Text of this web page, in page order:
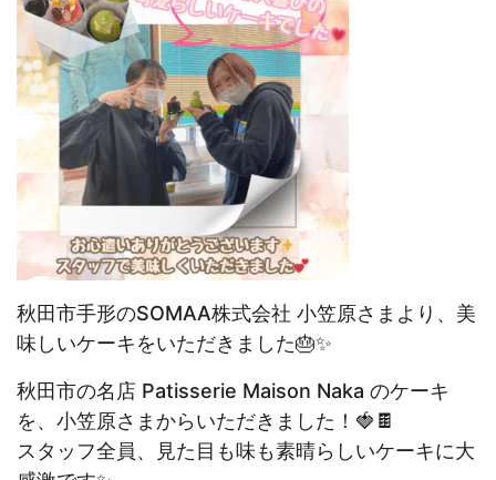
秋田市手形のSOMAA株式会社 小笠原さまより、美
味しいケーキをいただきました🎂✨
秋田市の名店 Patisserie Maison Naka のケーキ
を、小笠原さまからいただきました！🍓🍫
スタッフ全員、見た目も味も素晴らしいケーキに大